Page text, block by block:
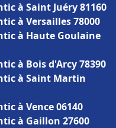
à Saint Juéry 81160
à Versailles 78000
à Haute Goulaine
à Bois d'Arcy 78390
à Saint Martin
à Vence 06140
à Gaillon 27600